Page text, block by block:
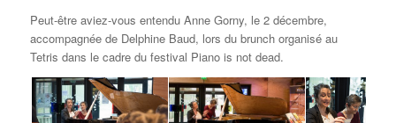
Peut-être aviez-vous entendu Anne Gorny, le 2 décembre,
accompagnée de Delphine Baud, lors du brunch organisé au
Tetris dans le cadre du festival Piano is not dead.